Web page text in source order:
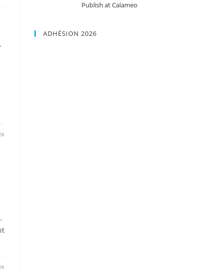
Publish at Calameo
ADHÉSION 2026